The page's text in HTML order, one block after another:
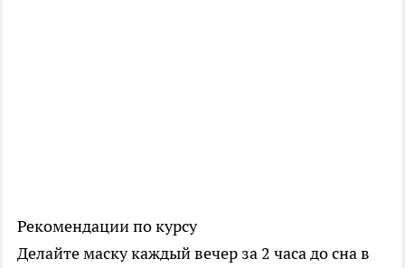
Рекомендации по курсу
Делайте маску каждый вечер за 2 часа до сна в